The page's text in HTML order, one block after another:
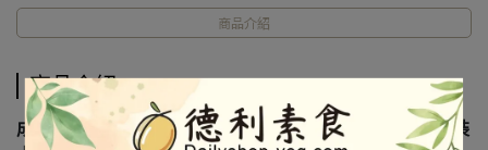
商品介紹
商品介紹
成份及營養標示如圖所示，若與圖片有差異時，以實際包裝